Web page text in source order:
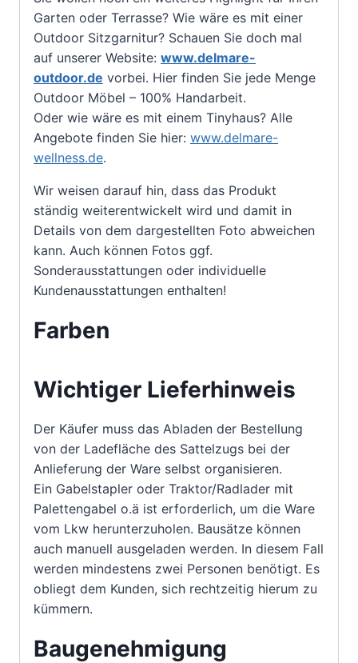
Garten oder Terrasse? Wie wäre es mit einer
Outdoor Sitzgarnitur? Schauen Sie doch mal
auf unserer Website: www.delmare-
outdoor.de vorbei. Hier finden Sie jede Menge
Outdoor Möbel – 100% Handarbeit.
Oder wie wäre es mit einem Tinyhaus? Alle
Angebote finden Sie hier: www.delmare-
wellness.de.
Wir weisen darauf hin, dass das Produkt
ständig weiterentwickelt wird und damit in
Details von dem dargestellten Foto abweichen
kann. Auch können Fotos ggf.
Sonderausstattungen oder individuelle
Kundenausstattungen enthalten!
Farben
Wichtiger Lieferhinweis
Der Käufer muss das Abladen der Bestellung
von der Ladefläche des Sattelzugs bei der
Anlieferung der Ware selbst organisieren.
Ein Gabelstapler oder Traktor/Radlader mit
Palettengabel o.ä ist erforderlich, um die Ware
vom Lkw herunterzuholen. Bausätze können
auch manuell ausgeladen werden. In diesem Fall
werden mindestens zwei Personen benötigt. Es
obliegt dem Kunden, sich rechtzeitig hierum zu
kümmern.
Baugenehmigung